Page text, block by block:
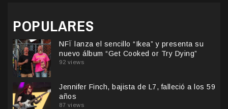
POPULARES
NFÏ lanza el sencillo “Ikea” y presenta su
nuevo álbum “Get Cooked or Try Dying”
92 views
Jennifer Finch, bajista de L7, falleció a los 59
años
87 views